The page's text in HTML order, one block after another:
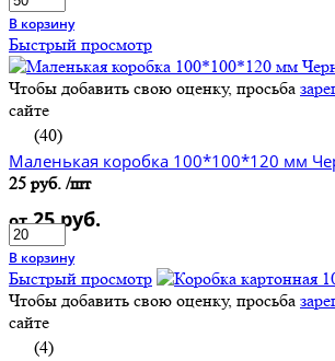
В корзину
Быстрый просмотр
Чтобы добавить свою оценку, просьба
сайте
(40)
Маленькая коробка 100*100*120 мм
25 руб. /шт
от25 руб.
В корзину
Быстрый просмотр
Чтобы добавить свою оценку, просьба
сайте
(4)